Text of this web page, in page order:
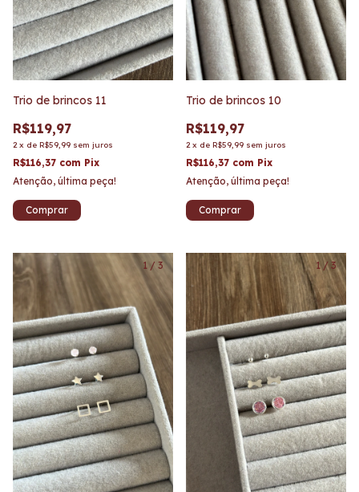
Trio de brincos 11
R$119,97
2 x de R$59,99 sem juros
R$116,37 com Pix
Atenção, última peça!
Trio de brincos 10
R$119,97
2 x de R$59,99 sem juros
R$116,37 com Pix
Atenção, última peça!
1 / 3 1/ 3